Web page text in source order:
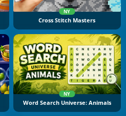
NY
Cross Stitch Masters
NY
Word Search Universe: Animals